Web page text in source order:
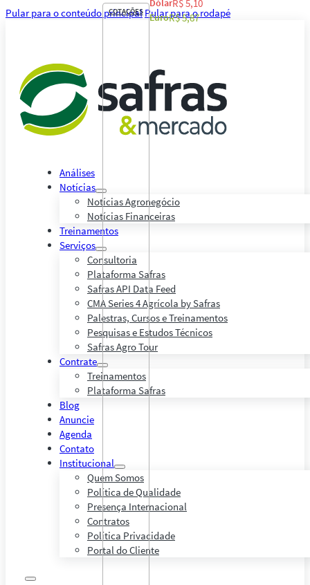
Pular para o conteúdo principal Pular para o rodapé
Análises
Notícias
Notícias Agronegócio
Notícias Financeiras
Treinamentos
Serviços
Consultoria
Plataforma Safras
Safras API Data Feed
CMA Series 4 Agrícola by Safras
Palestras, Cursos e Treinamentos
Pesquisas e Estudos Técnicos
Safras Agro Tour
Contrate
Treinamentos
Plataforma Safras
Blog
Anuncie
Agenda
Contato
Institucional
Quem Somos
Política de Qualidade
Presença Internacional
Contratos
Política Privacidade
Portal do Cliente
COTAÇÕES
DólarR$ 5,10
EuroR$ 5,87